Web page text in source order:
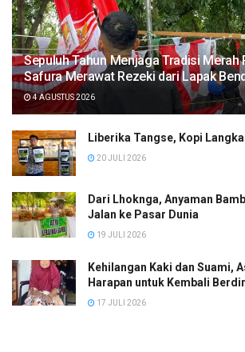
Sepuluh Tahun Menjaga Tradisi Merah
Safura Merawat Rezeki dari Lapak
4 AGUSTUS 2026
Liberika Tangse, Kopi
20 JULI 2026
Dari Lhoknga, Anyaman
Jalan ke Pasar Dunia
19 JULI 2026
Kehilangan Kaki dan Suami,
Harapan untuk Kembali
17 JULI 2026